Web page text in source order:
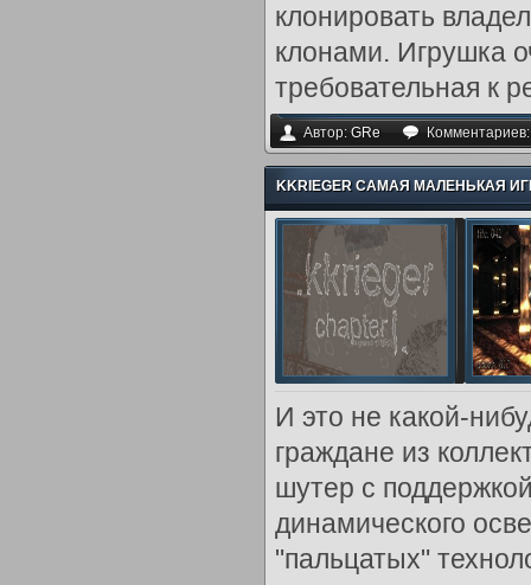
клонировать
клонами. Игрушка
требовательная к
Автор: GRe
KKRIEGER САМАЯ МАЛЕНЬКАЯ
И это не какой-
граждане из
шутер с
динамического
"пальцатых"